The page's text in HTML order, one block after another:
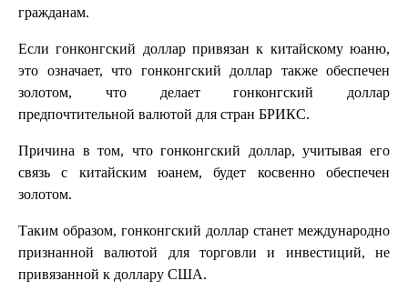
гражданам.
Если гонконгский доллар привязан к китайскому юаню,
это означает, что гонконгский доллар также обеспечен
золотом, что делает гонконгский доллар
предпочтительной валютой для стран БРИКС.
Причина в том, что гонконгский доллар, учитывая его
связь с китайским юанем, будет косвенно обеспечен
золотом.
Таким образом, гонконгский доллар станет международно
признанной валютой для торговли и инвестиций, не
привязанной к доллару США.